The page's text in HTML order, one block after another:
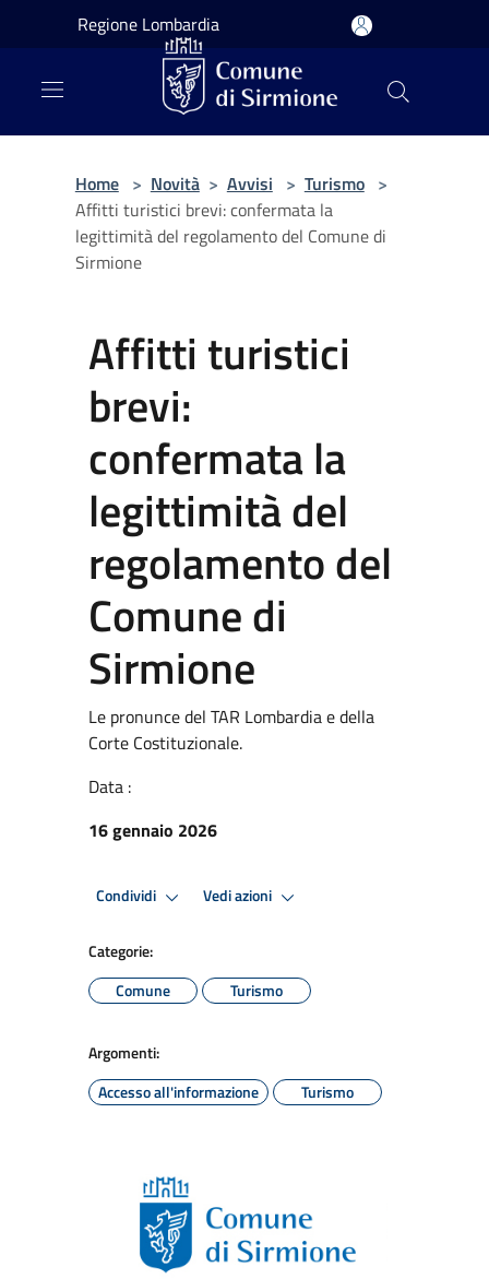
Salta al contenuto principale
Regione Lombardia
Home > Novità > Avvisi > Turismo >
Affitti turistici brevi: confermata la
legittimità del regolamento del Comune di
Sirmione
Affitti turistici
brevi:
confermata la
legittimità del
regolamento del
Comune di
Sirmione
Le pronunce del TAR Lombardia e della
Corte Costituzionale.
Data :
16 gennaio 2026
Condividi Vedi azioni
Categorie:
Comune
Turismo
Argomenti:
Accesso all'informazione
Turismo